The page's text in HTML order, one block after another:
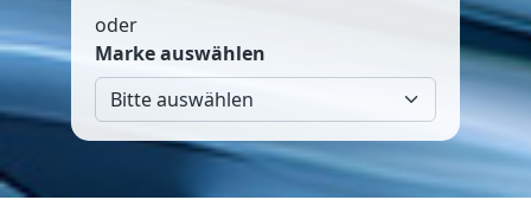
oder
Marke auswählen